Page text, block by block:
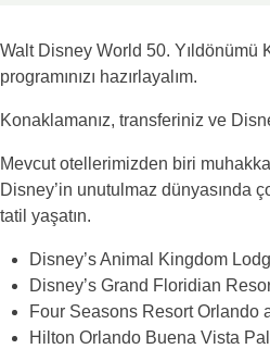
Walt Disney World 50. Yıldönümü
programınızı hazırlayalım.
Konaklamanız, transferiniz ve
Mevcut otellerimizden biri
Disney’in unutulmaz dünyasında
tatil yaşatın.
Disney’s Animal Kingdom
Disney’s Grand Floridian
Four Seasons Resort Orlando
Hilton Orlando Buena Vista